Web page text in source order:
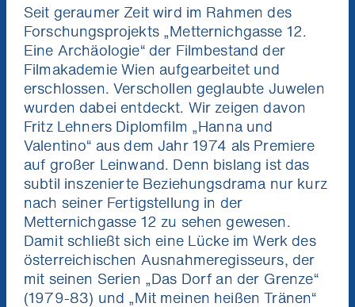
Seit geraumer Zeit wird im Rahmen des
Forschungsprojekts „Metternichgasse 12.
Eine Archäologie“ der Filmbestand der
Filmakademie Wien aufgearbeitet und
erschlossen. Verschollen geglaubte Juwelen
wurden dabei entdeckt. Wir zeigen davon
Fritz Lehners Diplomfilm „Hanna und
Valentino“ aus dem Jahr 1974 als Premiere
auf großer Leinwand. Denn bislang ist das
subtil inszenierte Beziehungsdrama nur kurz
nach seiner Fertigstellung in der
Metternichgasse 12 zu sehen gewesen.
Damit schließt sich eine Lücke im Werk des
österreichischen Ausnahmeregisseurs, der
mit seinen Serien „Das Dorf an der Grenze“
(1979-83) und „Mit meinen heißen Tränen“